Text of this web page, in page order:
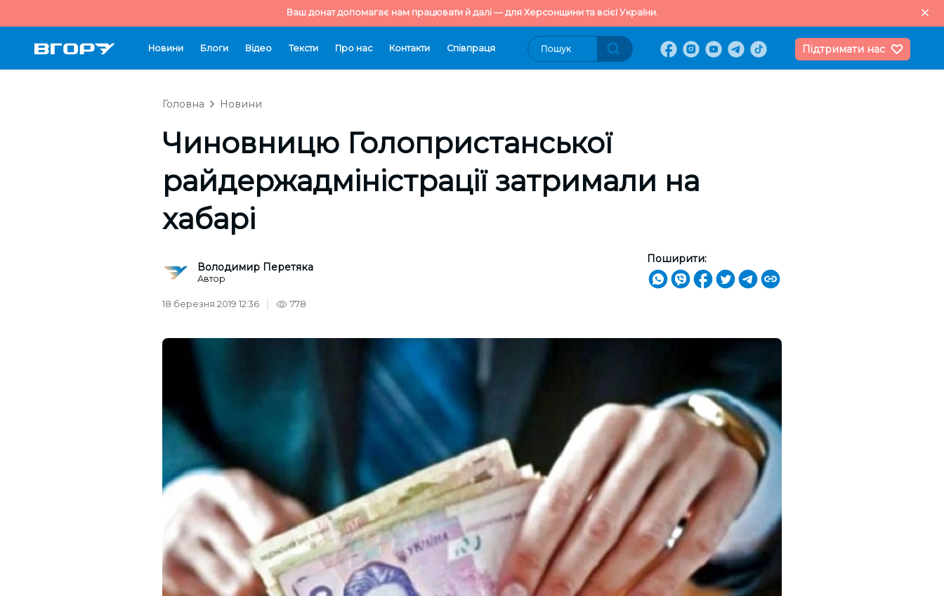
Ваш донат допомагає нам працювати й далі — для Херсонщини та всієї України.
Новини Блоги Відео Тексти Про нас Контакти Cпівпраця Підтримати нас
Головна Новини
Чиновницю Голопристанської
райдержадміністрації затримали на
хабарі
Володимир Перетяка
Автор
Поширити:
18 березня 2019 12:36 778